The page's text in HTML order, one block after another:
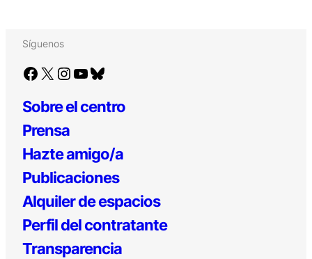
Síguenos
Facebook X Instagram YouTube Bluesky
Sobre el centro
Prensa
Hazte amigo/a
Publicaciones
Alquiler de espacios
Perfil del contratante
Transparencia